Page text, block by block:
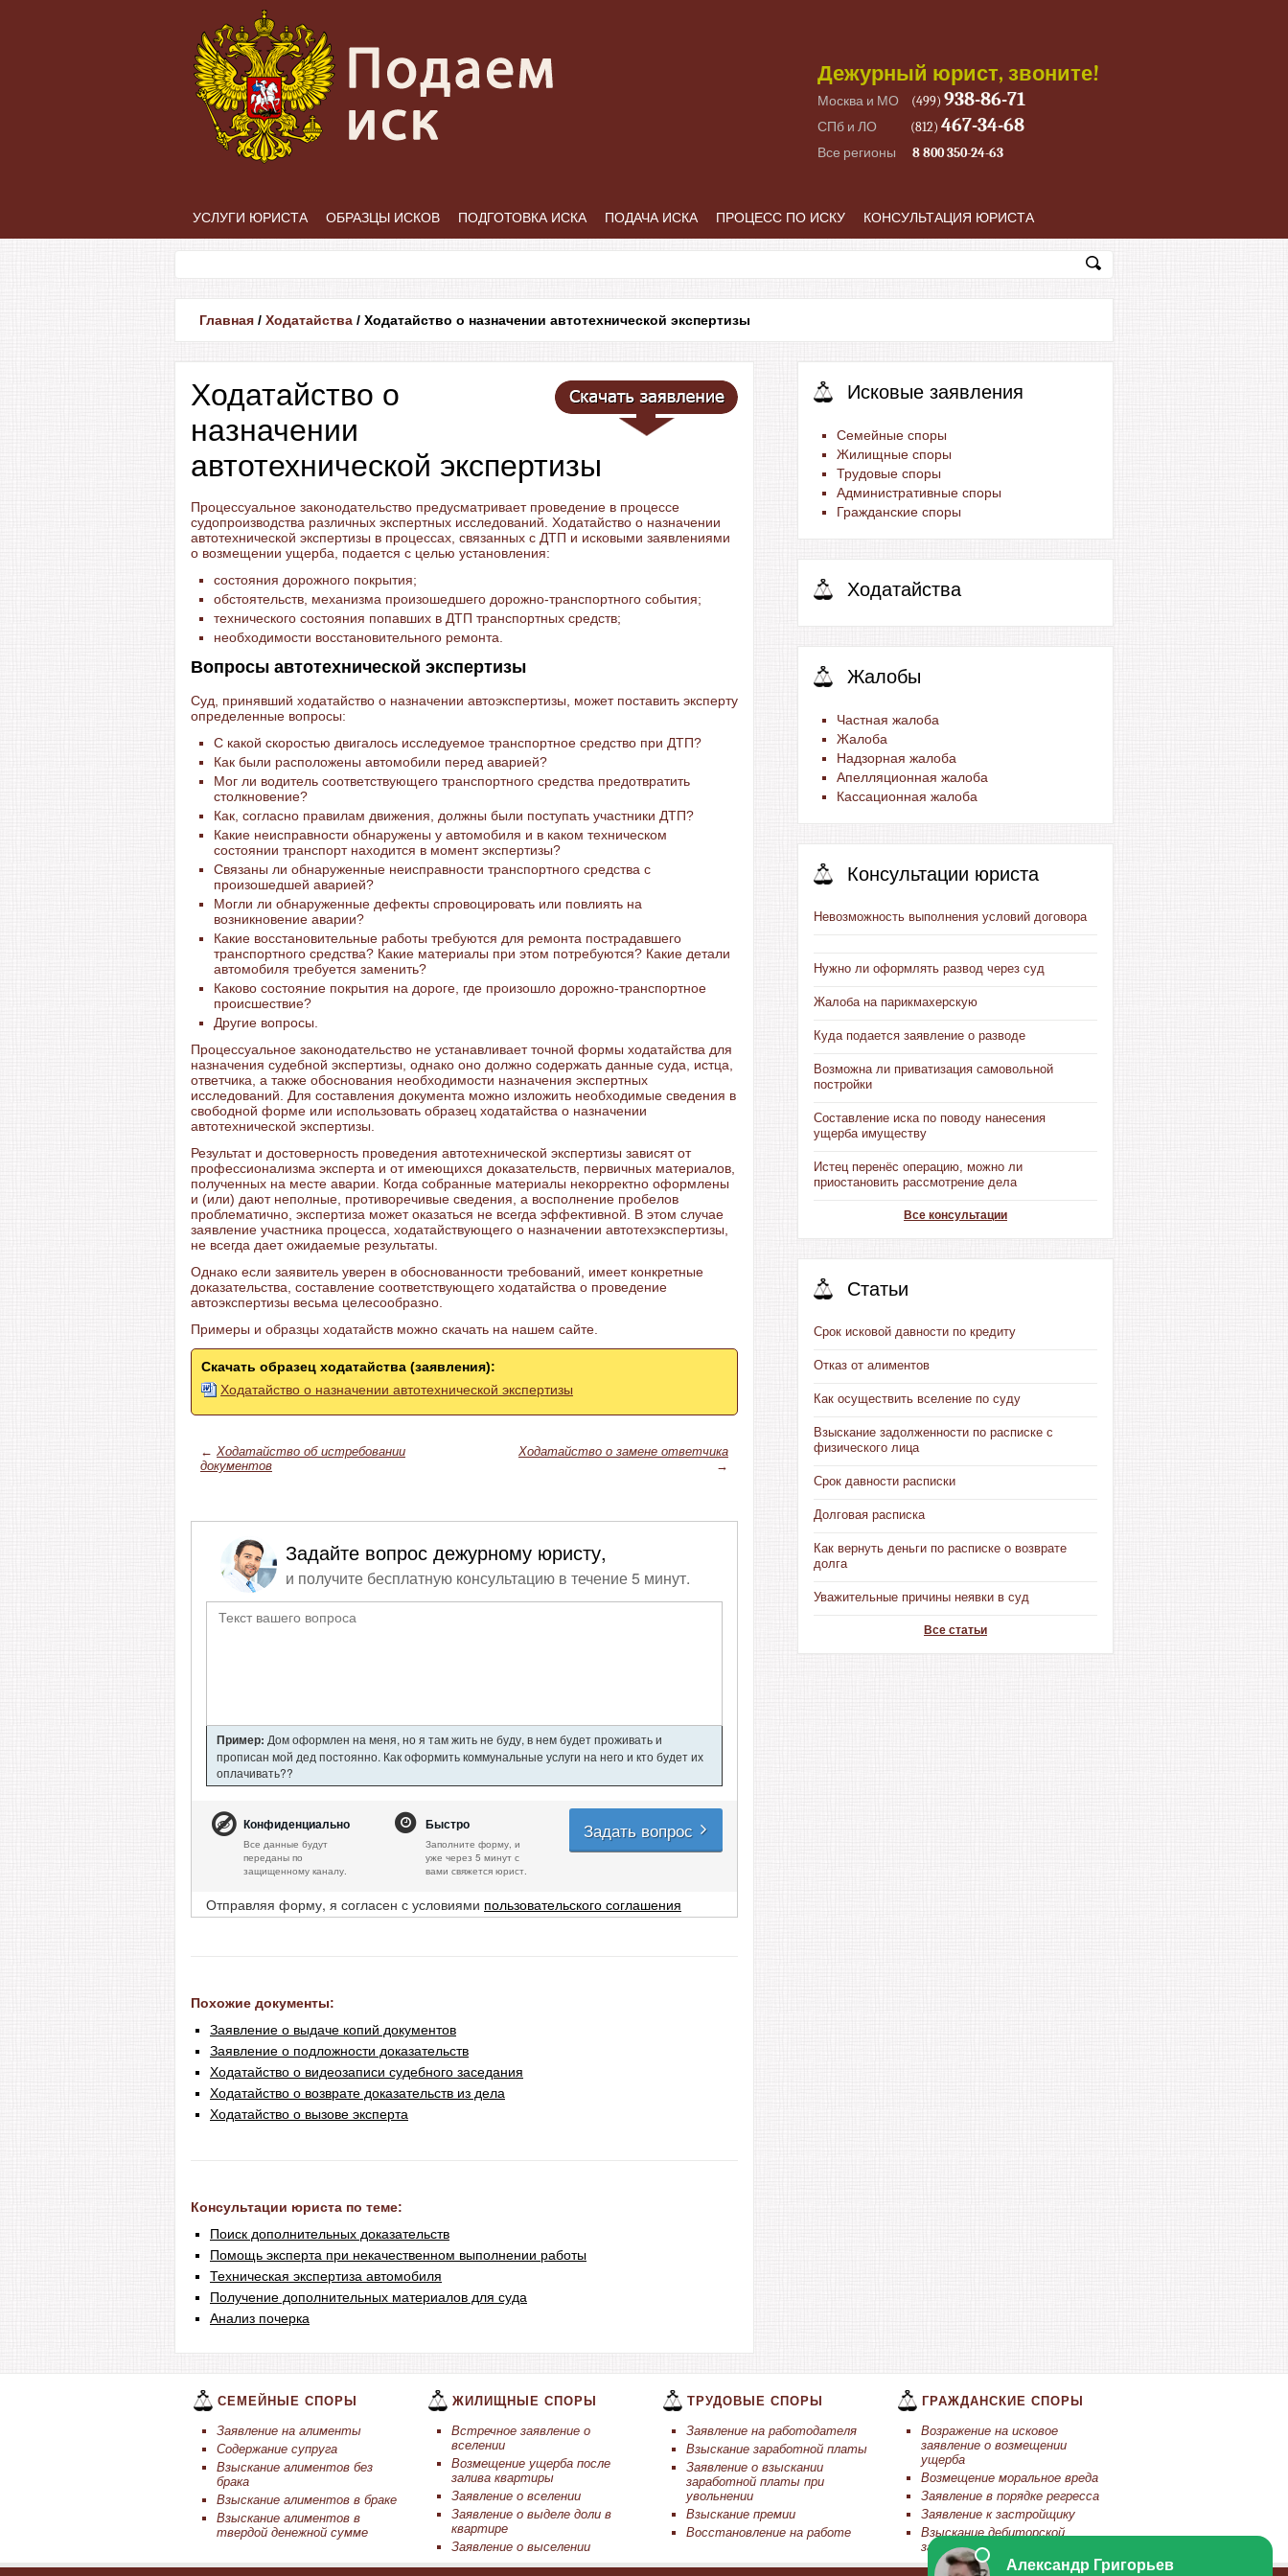
Дежурный юрист, звоните!
Москва и МО (499) 938-86-71
СПб и ЛО (812) 467-34-68
Все регионы 8 800 350-24-63
УСЛУГИ ЮРИСТА ОБРАЗЦЫ ИСКОВ ПОДГОТОВКА ИСКА ПОДАЧА ИСКА ПРОЦЕСС ПО ИСКУ КОНСУЛЬТАЦИЯ ЮРИСТА
Главная / Ходатайства / Ходатайство о назначении автотехнической экспертизы
Ходатайство о
назначении
автотехнической экспертизы
Процессуальное законодательство предусматривает проведение в процессе
судопроизводства различных экспертных исследований. Ходатайство о назначении
автотехнической экспертизы в процессах, связанных с ДТП и исковыми заявлениями
о возмещении ущерба, подается с целью установления:
состояния дорожного покрытия;
обстоятельств, механизма произошедшего дорожно-транспортного события;
технического состояния попавших в ДТП транспортных средств;
необходимости восстановительного ремонта.
Вопросы автотехнической экспертизы
Суд, принявший ходатайство о назначении автоэкспертизы, может поставить эксперту
определенные вопросы:
С какой скоростью двигалось исследуемое транспортное средство при ДТП?
Как были расположены автомобили перед аварией?
Мог ли водитель соответствующего транспортного средства предотвратить
столкновение?
Как, согласно правилам движения, должны были поступать участники ДТП?
Какие неисправности обнаружены у автомобиля и в каком техническом
состоянии транспорт находится в момент экспертизы?
Связаны ли обнаруженные неисправности транспортного средства с
произошедшей аварией?
Могли ли обнаруженные дефекты спровоцировать или повлиять на
возникновение аварии?
Какие восстановительные работы требуются для ремонта пострадавшего
транспортного средства? Какие материалы при этом потребуются? Какие детали
автомобиля требуется заменить?
Каково состояние покрытия на дороге, где произошло дорожно-транспортное
происшествие?
Другие вопросы.
Процессуальное законодательство не устанавливает точной формы ходатайства для
назначения судебной экспертизы, однако оно должно содержать данные суда, истца,
ответчика, а также обоснования необходимости назначения экспертных
исследований. Для составления документа можно изложить необходимые сведения в
свободной форме или использовать образец ходатайства о назначении
автотехнической экспертизы.
Результат и достоверность проведения автотехнической экспертизы зависят от
профессионализма эксперта и от имеющихся доказательств, первичных материалов,
полученных на месте аварии. Когда собранные материалы некорректно оформлены
и (или) дают неполные, противоречивые сведения, а восполнение пробелов
проблематично, экспертиза может оказаться не всегда эффективной. В этом случае
заявление участника процесса, ходатайствующего о назначении автотехэкспертизы,
не всегда дает ожидаемые результаты.
Однако если заявитель уверен в обоснованности требований, имеет конкретные
доказательства, составление соответствующего ходатайства о проведение
автоэкспертизы весьма целесообразно.
Примеры и образцы ходатайств можно скачать на нашем сайте.
Скачать образец ходатайства (заявления):
Ходатайство о назначении автотехнической экспертизы
← Ходатайство об истребовании
документов
Ходатайство о замене ответчика
→
Задайте вопрос дежурному юристу,
и получите бесплатную консультацию в течение 5 минут.
Пример: Дом оформлен на меня, но я там жить не буду, в нем будет проживать и
прописан мой дед постоянно. Как оформить коммунальные услуги на него и кто будет их
оплачивать??
Конфиденциально
Все данные будут
переданы по
защищенному каналу.
Быстро
Заполните форму, и
уже через 5 минут с
вами свяжется юрист.
Задать вопрос
Отправляя форму, я согласен с условиями пользовательского соглашения
Похожие документы:
Заявление о выдаче копий документов
Заявление о подложности доказательств
Ходатайство о видеозаписи судебного заседания
Ходатайство о возврате доказательств из дела
Ходатайство о вызове эксперта
Консультации юриста по теме:
Поиск дополнительных доказательств
Помощь эксперта при некачественном выполнении работы
Техническая экспертиза автомобиля
Получение дополнительных материалов для суда
Анализ почерка
Исковые заявления
Семейные споры
Жилищные споры
Трудовые споры
Административные споры
Гражданские споры
Ходатайства
Жалобы
Частная жалоба
Жалоба
Надзорная жалоба
Апелляционная жалоба
Кассационная жалоба
Консультации юриста
Невозможность выполнения условий договора
Нужно ли оформлять развод через суд
Жалоба на парикмахерскую
Куда подается заявление о разводе
Возможна ли приватизация самовольной
постройки
Составление иска по поводу нанесения
ущерба имуществу
Истец перенёс операцию, можно ли
приостановить рассмотрение дела
Все консультации
Статьи
Срок исковой давности по кредиту
Отказ от алиментов
Как осуществить вселение по суду
Взыскание задолженности по расписке с
физического лица
Срок давности расписки
Долговая расписка
Как вернуть деньги по расписке о возврате
долга
Уважительные причины неявки в суд
Все статьи
СЕМЕЙНЫЕ СПОРЫ
Заявление на алименты
Содержание супруга
Взыскание алиментов без
брака
Взыскание алиментов в браке
Взыскание алиментов в
твердой денежной сумме
ЖИЛИЩНЫЕ СПОРЫ
Встречное заявление о
вселении
Возмещение ущерба после
залива квартиры
Заявление о вселении
Заявление о выделе доли в
квартире
Заявление о выселении
ТРУДОВЫЕ СПОРЫ
Заявление на работодателя
Взыскание заработной платы
Заявление о взыскании
заработной платы при
увольнении
Взыскание премии
Восстановление на работе
ГРАЖДАНСКИЕ СПОРЫ
Возражение на исковое
заявление о возмещении
ущерба
Возмещение моральное вреда
Заявление в порядке регресса
Заявление к застройщику
Взыскание дебиторской
задолженности